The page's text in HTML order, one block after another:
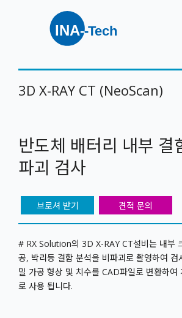
3D X-RAY CT (NeoScan)
반도체 배터리 내부 결
파괴 검사
브로셔 받기 견적 문의
# RX Solution의 3D X-RAY CT설비는 내부
공, 박리등 결함 분석을 비파괴로 촬영하여 검
밀 가공 형상 및 치수를 CAD파일로 변환하여
로 사용 됩니다.